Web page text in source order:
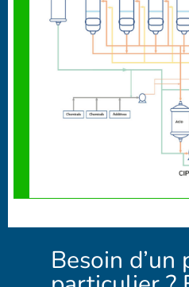
Besoin